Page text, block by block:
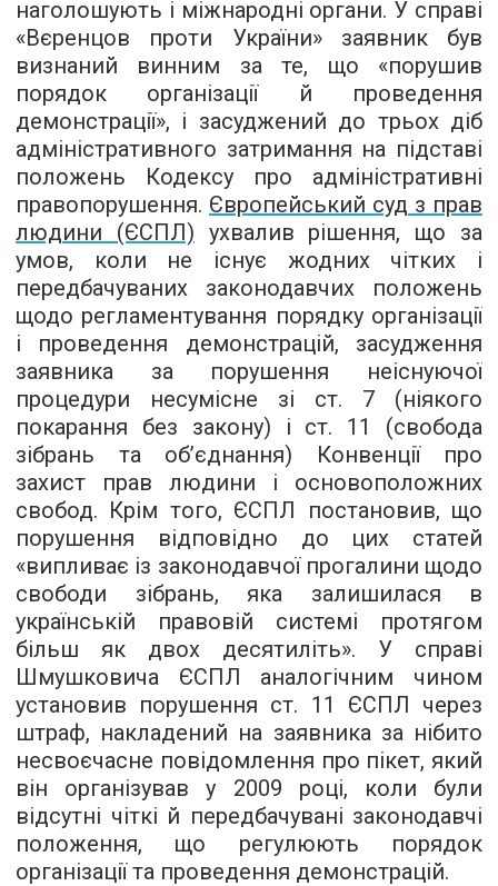
наголошують і міжнародні органи. У справі
«Вєренцов проти України» заявник був
визнаний винним за те, що «порушив
порядок організації й проведення
демонстрації», і засуджений до трьох діб
адміністративного затримання на підставі
положень Кодексу про адміністративні
правопорушення. Європейський суд з прав
людини (ЄСПЛ) ухвалив рішення, що за
умов, коли не існує жодних чітких і
передбачуваних законодавчих положень
щодо регламентування порядку організації
і проведення демонстрацій, засудження
заявника за порушення неіснуючої
процедури несумісне зі ст. 7 (ніякого
покарання без закону) і ст. 11 (свобода
зібрань та об’єднання) Конвенції про
захист прав людини і основоположних
свобод. Крім того, ЄСПЛ постановив, що
порушення відповідно до цих статей
«випливає із законодавчої прогалини щодо
свободи зібрань, яка залишилася в
українській правовій системі протягом
більш як двох десятиліть». У справі
Шмушковича ЄСПЛ аналогічним чином
установив порушення ст. 11 ЄСПЛ через
штраф, накладений на заявника за нібито
несвоєчасне повідомлення про пікет, який
він організував у 2009 році, коли були
відсутні чіткі й передбачувані законодавчі
положення, що регулюють порядок
організації та проведення демонстрацій.